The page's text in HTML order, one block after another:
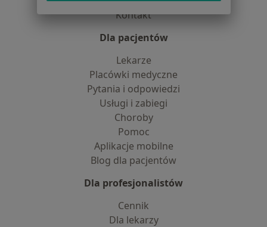
Kontakt
Dla pacjentów
Lekarze
Placówki medyczne
Pytania i odpowiedzi
Usługi i zabiegi
Choroby
Pomoc
Aplikacje mobilne
Blog dla pacjentów
Dla profesjonalistów
Cennik
Dla lekarzy